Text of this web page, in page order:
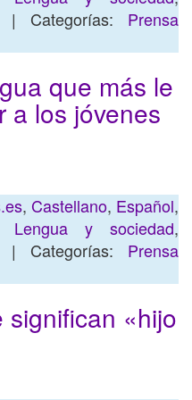
| Categorías: Prensa
que más le
a los jóvenes
, Castellano, Español,
Lengua y sociedad,
| Categorías: Prensa
significan «hijo